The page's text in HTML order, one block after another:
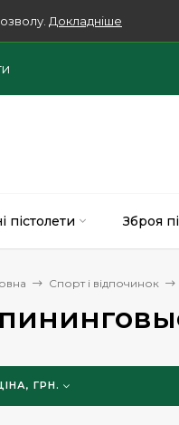
Докладніше
пістолети Зброя
Спорт і відпочинок
ГРН.